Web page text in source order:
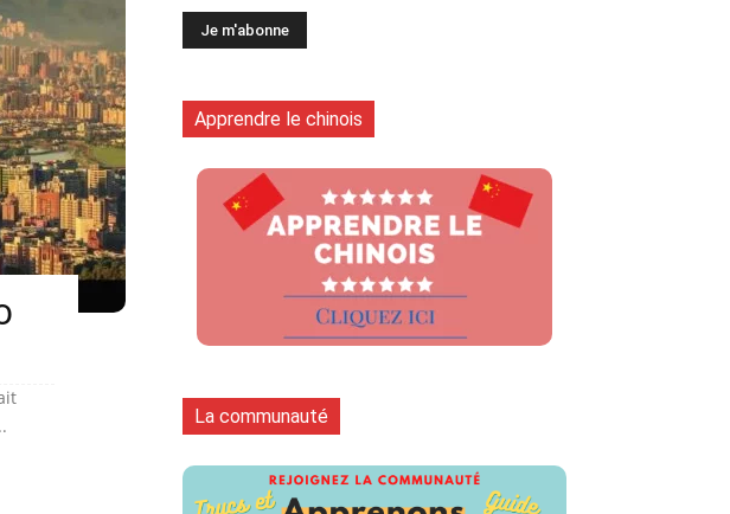
Apprendre le chinois
La communauté